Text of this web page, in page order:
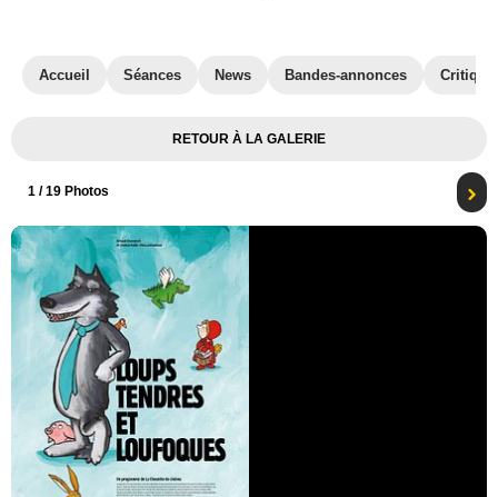
Accueil Séances News Bandes-annonces
RETOUR À LA GALERIE
1 / 19 Photos